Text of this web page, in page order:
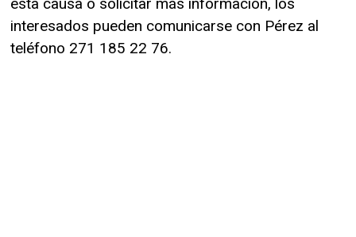
interesados pueden comunicarse con Pérez al
teléfono 271 185 22 76.